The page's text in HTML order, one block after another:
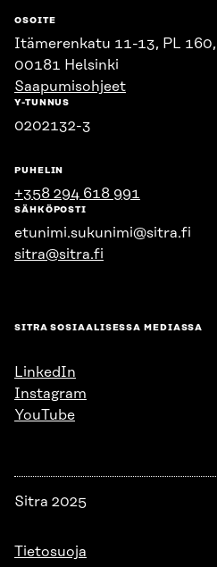
OSOITE
Itämerenkatu 11-13, PL 160,
00181 Helsinki
Saapumisohjeet
Y-TUNNUS
0202132-3
PUHELIN
+358 294 618 991
SÄHKÖPOSTI
etunimi.sukunimi@sitra.fi
sitra@sitra.fi
SITRA SOSIAALISESSA MEDIASSA
LinkedIn
Instagram
YouTube
Sitra 2025
Tietosuoja